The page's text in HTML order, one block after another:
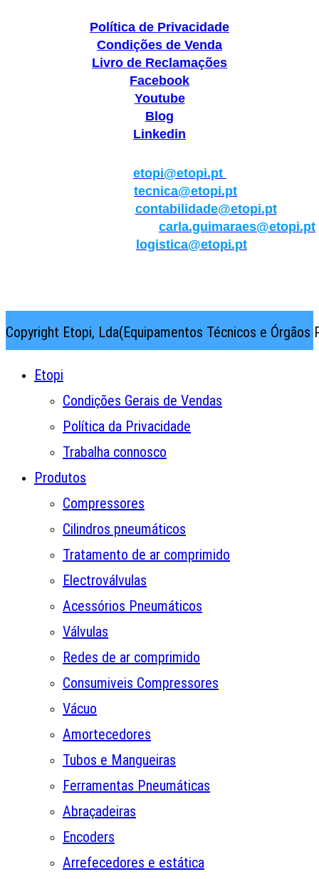
Política de Privacidade
Condições de Venda
Livro de Reclamações
Facebook
Youtube
Blog
Linkedin
etopi@etopi.pt
tecnica@etopi.pt
contabilidade@etopi.pt
carla.guimaraes@etopi.pt
logistica@etopi.pt
Copyright Etopi, Lda(Equipamentos Técnicos e
Etopi
Condições Gerais de Vendas
Política da Privacidade
Trabalha connosco
Produtos
Compressores
Cilindros pneumáticos
Tratamento de ar comprimido
Electroválvulas
Acessórios Pneumáticos
Válvulas
Redes de ar comprimido
Consumiveis Compressores
Vácuo
Amortecedores
Tubos e Mangueiras
Ferramentas Pneumáticas
Abraçadeiras
Encoders
Arrefecedores e estática